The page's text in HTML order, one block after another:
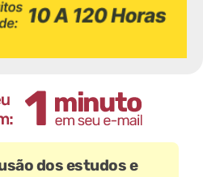
dos estudos e